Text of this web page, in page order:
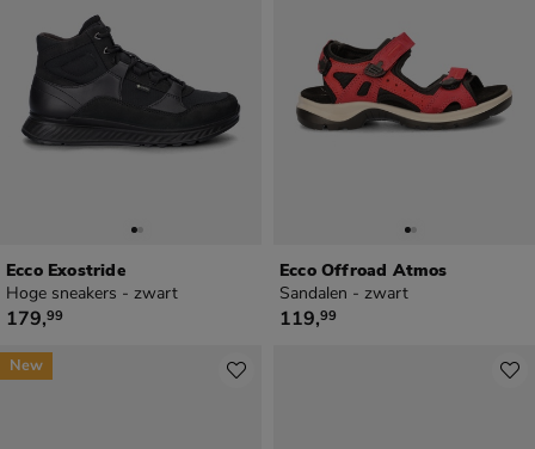
Ecco Exostride
Hoge sneakers - zwart
€ 179,99
179,99
Ecco Offroad Atmos
Sandalen - zwart
€ 119,99
119,99
New